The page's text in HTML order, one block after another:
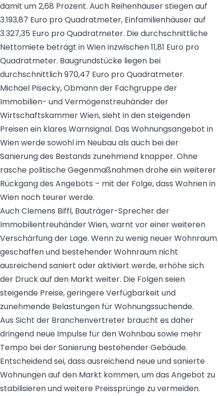
damit um 2,68 Prozent. Auch Reihenhäuser stiegen auf
3.193,87 Euro pro Quadratmeter, Einfamilienhäuser auf
3.327,35 Euro pro Quadratmeter. Die durchschnittliche
Nettomiete beträgt in Wien inzwischen 11,81 Euro pro
Quadratmeter. Baugrundstücke liegen bei
durchschnittlich 970,47 Euro pro Quadratmeter.
Michael Pisecky, Obmann der Fachgruppe der
Immobilien- und Vermögenstreuhänder der
Wirtschaftskammer Wien, sieht in den steigenden
Preisen ein klares Warnsignal. Das Wohnungsangebot in
Wien werde sowohl im Neubau als auch bei der
Sanierung des Bestands zunehmend knapper. Ohne
rasche politische Gegenmaßnahmen drohe ein weiterer
Rückgang des Angebots – mit der Folge, dass Wohnen in
Wien noch teurer werde.
Auch Clemens Biffl, Bauträger-Sprecher der
Immobilientreuhänder Wien, warnt vor einer weiteren
Verschärfung der Lage. Wenn zu wenig neuer Wohnraum
geschaffen und bestehender Wohnraum nicht
ausreichend saniert oder aktiviert werde, erhöhe sich
der Druck auf den Markt weiter. Die Folgen seien
steigende Preise, geringere Verfügbarkeit und
zunehmende Belastungen für Wohnungssuchende.
Aus Sicht der Branchenvertreter braucht es daher
dringend neue Impulse für den Wohnbau sowie mehr
Tempo bei der Sanierung bestehender Gebäude.
Entscheidend sei, dass ausreichend neue und sanierte
Wohnungen auf den Markt kommen, um das Angebot zu
stabilisieren und weitere Preissprünge zu vermeiden.